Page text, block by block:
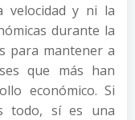
velocidad y ni la
durante la
para mantener a
que más han
económico. Si
todo, sí es una